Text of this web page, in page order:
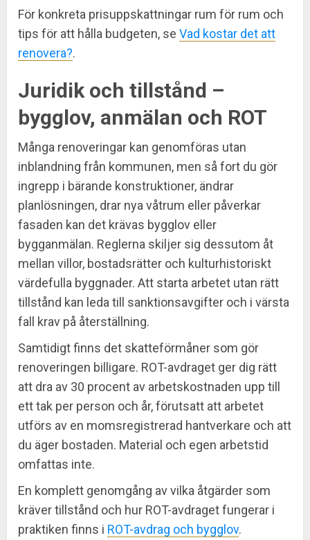
För konkreta prisuppskattningar rum för rum och
tips för att hålla budgeten, se Vad kostar det att
renovera?.
Juridik och tillstånd –
bygglov, anmälan och ROT
Många renoveringar kan genomföras utan
inblandning från kommunen, men så fort du gör
ingrepp i bärande konstruktioner, ändrar
planlösningen, drar nya våtrum eller påverkar
fasaden kan det krävas bygglov eller
bygganmälan. Reglerna skiljer sig dessutom åt
mellan villor, bostadsrätter och kulturhistoriskt
värdefulla byggnader. Att starta arbetet utan rätt
tillstånd kan leda till sanktionsavgifter och i värsta
fall krav på återställning.
Samtidigt finns det skatteförmåner som gör
renoveringen billigare. ROT-avdraget ger dig rätt
att dra av 30 procent av arbetskostnaden upp till
ett tak per person och år, förutsatt att arbetet
utförs av en momsregistrerad hantverkare och att
du äger bostaden. Material och egen arbetstid
omfattas inte.
En komplett genomgång av vilka åtgärder som
kräver tillstånd och hur ROT-avdraget fungerar i
praktiken finns i ROT-avdrag och bygglov.